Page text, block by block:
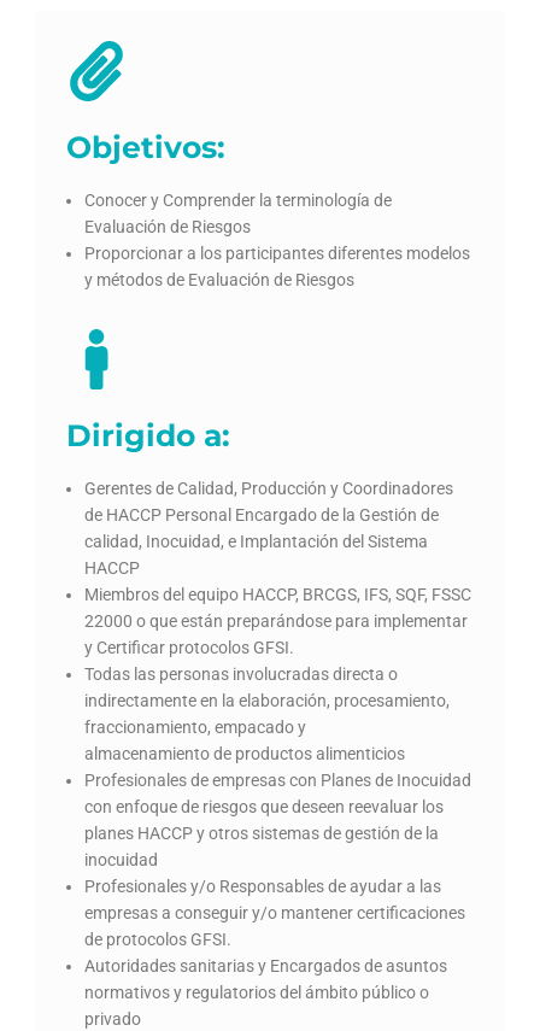
Objetivos:
Conocer y Comprender la terminología de
Evaluación de Riesgos
Proporcionar a los participantes diferentes modelos
y métodos de Evaluación de Riesgos
Dirigido a:
Gerentes de Calidad, Producción y Coordinadores
de HACCP Personal Encargado de la Gestión de
calidad, Inocuidad, e Implantación del Sistema
HACCP
Miembros del equipo HACCP, BRCGS, IFS, SQF, FSSC
22000 o que están preparándose para implementar
y Certificar protocolos GFSI.
Todas las personas involucradas directa o
indirectamente en la elaboración, procesamiento,
fraccionamiento, empacado y
almacenamiento de productos alimenticios
Profesionales de empresas con Planes de Inocuidad
con enfoque de riesgos que deseen reevaluar los
planes HACCP y otros sistemas de gestión de la
inocuidad
Profesionales y/o Responsables de ayudar a las
empresas a conseguir y/o mantener certificaciones
de protocolos GFSI.
Autoridades sanitarias y Encargados de asuntos
normativos y regulatorios del ámbito público o
privado